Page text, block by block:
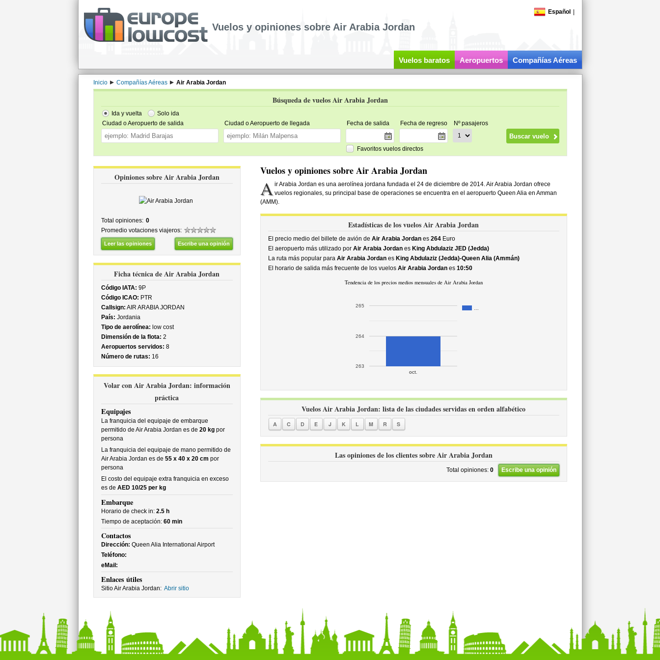
Español
Vuelos y opiniones sobre Air Arabia Jordan
Vuelos baratos Aeropuertos Compañías Aéreas
Inicio Compañías Aéreas Air Arabia Jordan
Búsqueda de vuelos Air Arabia Jordan
Ida y vuelta
Solo ida
Ciudad o Aeropuerto de salida
Ciudad o Aeropuerto de llegada Fecha de salida Fecha de regreso Nº pasajeros
Favoritos vuelos directos
Opiniones sobre Air Arabia Jordan
Total opiniones: 0
Promedio votaciones viajeros:
Leer las opiniones Escribe una opinión
Ficha técnica de Air Arabia Jordan
Código IATA: 9P
Código ICAO: PTR
Callsign: AIR ARABIA JORDAN
País: Jordania
Tipo de aerolínea: low cost
Dimensión de la flota: 2
Aeropuertos servidos: 8
Número de rutas: 16
Volar con Air Arabia Jordan: información
práctica
Equipajes
La franquicia del equipaje de embarque
permitido de Air Arabia Jordan es de 20 kgpor
persona
La franquicia del equipaje de mano permitido de
Air Arabia Jordan es de 55 x 40 x 20 cm por
persona
El costo del equipaje extra franquicia en exceso
es de AED 10/25 per kg
Embarque
Horario de check in: 2.5 h
Tiempo de aceptación: 60 min
Contactos
Dirección: Queen Alia International Airport
Teléfono:
eMail:
Enlaces útiles
Sitio Air Arabia Jordan: Abrir sitio
Vuelos y opiniones sobre Air Arabia Jordan
A ir Arabia Jordan es una aerolínea jordana fundada el 24 de diciembre de 2014. Air Arabia Jordan ofrece
vuelos regionales, su principal base de operaciones se encuentra en el aeropuerto Queen Alia en Amman
(AMM).
Estadísticas de los vuelos Air Arabia Jordan
El precio medio del billete de avión de Air Arabia Jordanes 264Euro
El aeropuerto más utilizado por Air Arabia Jordanes King Abdulaziz JED (Jedda)
La ruta más popular para Air Arabia Jordanes King Abdulaziz (Jedda)-Queen Alia (Ammán)
El horario de salida más frecuente de los vuelos Air Arabia Jordanes 10:50
Tendencia de los precios medios mensuales de Air Arabia Jordan
oct.
263
264
265
Vuelos Air Arabia Jordan: lista de las ciudades servidas en orden alfabético
A C D E J K L M R S
Las opiniones de los clientes sobre Air Arabia Jordan
Total opiniones: 0 Escribe una opinión